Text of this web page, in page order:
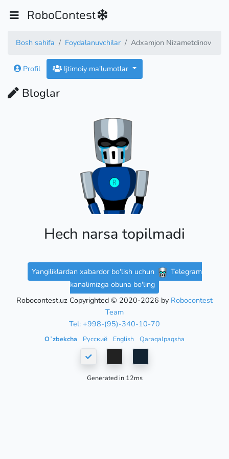
RoboContest
Bosh sahifa Foydalanuvchilar Adxamjon Nizametdinov
Profil Ijtimoiy ma'lumotlar
Bloglar
Hech narsa topilmadi
Yangiliklardan xabardor bo'lish uchun
Telegram
kanalimizga obuna bo'ling
Robocontest.uz Copyrighted © 2020-2026 by Robocontest
Team
Tel: +998-(95)-340-10-70
Oʻzbekcha Русский English Qaraqalpaqsha
Generated in 12ms